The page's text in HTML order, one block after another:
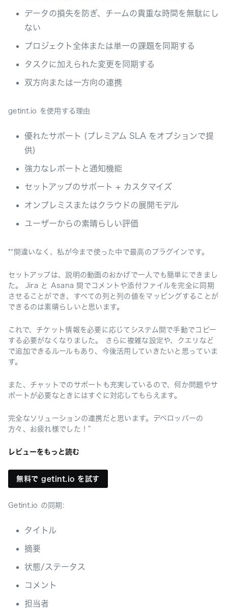
データの損失を防ぎ、チームの貴重な時間を無駄にし
ない
プロジェクト全体または単一の課題を同期する
タスクに加えられた変更を同期する
双方向または一方向の連携
getint.io を使用する理由
優れたサポート (プレミアム SLA をオプションで提
供)
強力なレポートと通知機能
セットアップのサポート + カスタマイズ
オンプレミスまたはクラウドの展開モデル
ユーザーからの素晴らしい評価
*“間違いなく、私が今まで使った中で最高のプラグインです。
セットアップは、説明の動画のおかげで一人でも簡単にできまし
た。
Jira と Asana 間でコメントや添付ファイルを完全に同期
させることができ、すべての列と列の値をマッピングすることが
できるのは素晴らしいと思います。
これで、チケット情報を必要に応じてシステム間で手動でコピー
する必要がなくなりました。
さらに複雑な設定や、クエリなど
で追加できるルールもあり、今後活用していきたいと思っていま
す。
また、チャットでのサポートも充実しているので、何か問題やサ
ポートが必要なときにはすぐに対応してもらえます。
完全なソリューションの連携だと思います。デベロッパーの
方々、お疲れ様でした！”
レビューをもっと読む
無料で getint.io を試す
Getint.io の同期:
タイトル
摘要
状態/ステータス
コメント
担当者